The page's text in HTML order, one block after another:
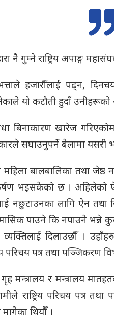
नै गुम्ने राष्ट्रिय अपाङ्ग
हजारौँलाई पढ्न,
यो कटौती हुदाँ उनीहरूको
बिनाकारण खारेज
सघाउनुपर्ने बेलामा यसरी
बालबालिका तथा जेष्ठ
भइसकेको छ । अहिलेको
नछुटाउनका लागि ऐन
पाउने कि नपाउने भन्ने
दिलाउछौँ ।
परिचय पत्र तथा पञ्जिकरण
मन्त्रालय र मन्त्रालय
राष्ट्रिय परिचय पत्र
मागेका थियौँ ।